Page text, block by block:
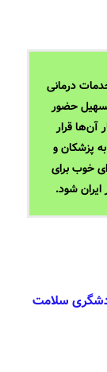
درمانی
تسهیل حضور
آن‌ها قرار
پزشکان و
خوب برای
شود.
سلامت